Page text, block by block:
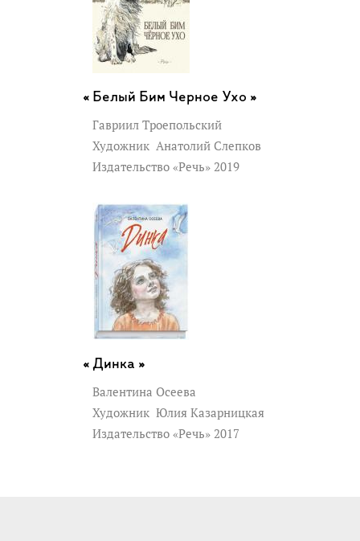
Белый Бим Черное Ухо »
Гавриил Троепольский
Художник Анатолий Слепков
Издательство «Речь» 2019
Динка »
Валентина Осеева
Художник Юлия Казарницкая
Издательство «Речь» 2017